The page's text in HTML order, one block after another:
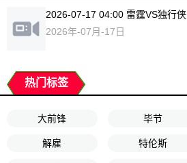
2026-07-17 04:00 雷霆VS独行侠
2026年-07月-17日
热门标签
大前锋 毕节
解雇 特伦斯